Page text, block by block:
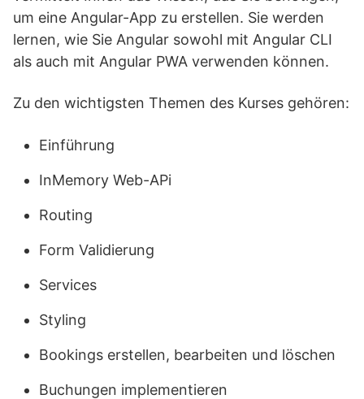
um eine Angular-App zu erstellen. Sie werden
lernen, wie Sie Angular sowohl mit Angular CLI
als auch mit Angular PWA verwenden können.
Zu den wichtigsten Themen des Kurses gehören:
Einführung
InMemory Web-APi
Routing
Form Validierung
Services
Styling
Bookings erstellen, bearbeiten und löschen
Buchungen implementieren